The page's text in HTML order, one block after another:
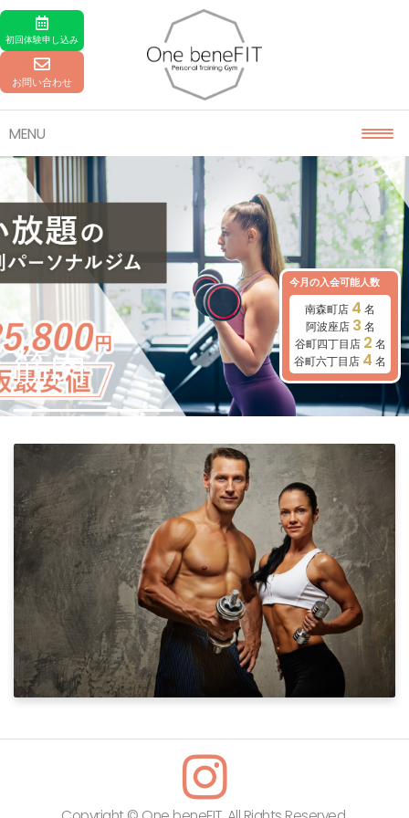
Skip to content
初回体験申し込み
お問い合わせ
MENU
今月の入会可能人数
南森町店 4 名
阿波座店 3 名
谷町四丁目店 2 名
谷町六丁目店 4 名
筋肉